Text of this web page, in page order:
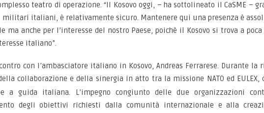
teatro di operazione. “Il Kosovo oggi, – ha sottolineato il CaSME –
italiani, è relativamente sicuro. Mantenere qui una presenza è
ma anche per l’interesse del nostro Paese, poichè il Kosovo si trova a poca
italiano”.
con l’ambasciatore italiano in Kosovo, Andreas Ferrarese. Durante la
collaborazione e della sinergia inatto tra la missione NATO ed
a guida italiana. L’impegno congiunto delle due organizzazioni
degli obiettivi richiesti dalla comunità internazionale e alla